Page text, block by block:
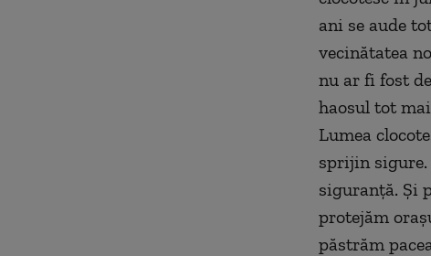
ani se aude
vecinătatea
nu ar fi fost
haosul tot
Lumea
sprijin sigure.
siguranţă. Şi
protejăm
păstrăm